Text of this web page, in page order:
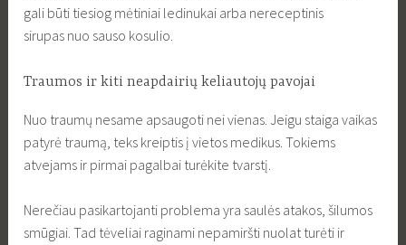
gali būti tiesiog mėtiniai ledinukai arba nereceptinis
sirupas nuo sauso kosulio.
Traumos ir kiti neapdairių keliautojų pavojai
Nuo traumų nesame apsaugoti nei vienas. Jeigu staiga vaikas
patyrė traumą, teks kreiptis į vietos medikus. Tokiems
atvejams ir pirmai pagalbai turėkite tvarstį.
Nerečiau pasikartojanti problema yra saulės atakos, šilumos
smūgiai. Tad tėveliai raginami nepamiršti nuolat turėti ir